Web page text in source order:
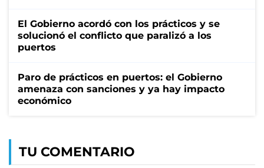
El Gobierno acordó con los prácticos y se
solucionó el conflicto que paralizó a los
puertos
Paro de prácticos en puertos: el Gobierno
amenaza con sanciones y ya hay impacto
económico
TU COMENTARIO